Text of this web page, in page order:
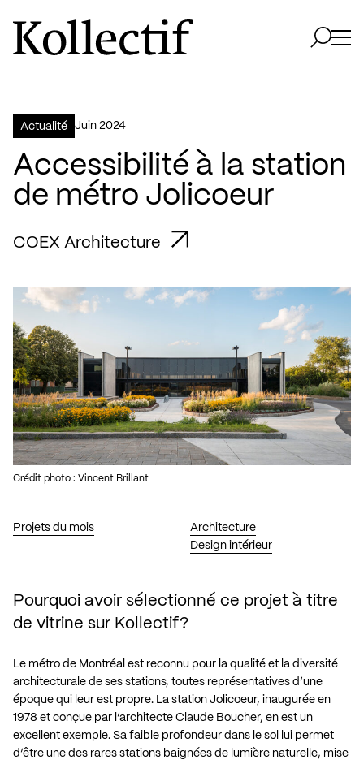
Aller à la page d'accueil
Logo Kollectif
Actualité juin 2024
Accessibilité à la station
de métro Jolicoeur
COEX Architecture
Projets du mois
Architecture
Design intérieur
Crédit photo : Vincent Brillant
Pourquoi avoir sélectionné ce projet à titre
de vitrine sur Kollectif?
Le métro de Montréal est reconnu pour la qualité et la diversité
architecturale de ses stations, toutes représentatives d’une
époque qui leur est propre. La station Jolicoeur, inaugurée en
1978 et conçue par l’architecte Claude Boucher, en est un
excellent exemple. Sa faible profondeur dans le sol lui permet
d’être une des rares stations baignées de lumière naturelle, mise